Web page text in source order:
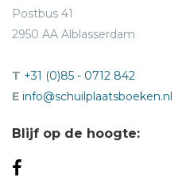
Postbus 41
2950 AA Alblasserdam
T +31 (0)85 - 0712 842
E info@schuilplaatsboeken.nl
Blijf op de hoogte: